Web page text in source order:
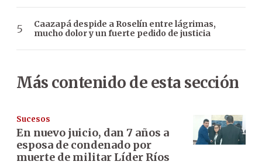
Caazapá despide a Roselín entre lágrimas,
mucho dolor y un fuerte pedido de justicia
Más contenido de esta sección
Sucesos
En nuevo juicio, dan 7 años a
esposa de condenado por
muerte de militar Líder Ríos